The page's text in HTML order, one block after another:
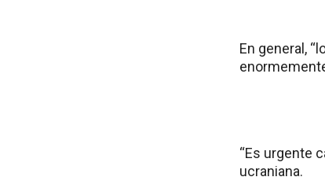
En general,
“Es urgente
ucraniana.